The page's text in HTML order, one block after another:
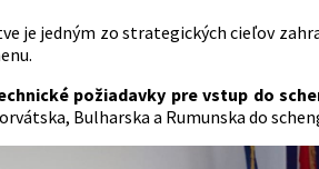
je jedným zo strategických cieľov
požiadavky pre vstup do
Bulharska a Rumunska do